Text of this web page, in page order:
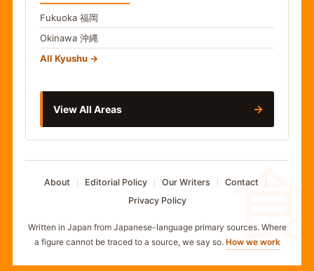
食
Fukuoka 福岡
Okinawa 沖縄
All Kyushu
View All Areas →
About Editorial Policy Our Writers
Contact
Privacy Policy
Written in Japan from Japanese-language primary sources. Where
a figure cannot be traced to a source, we say so. How we work